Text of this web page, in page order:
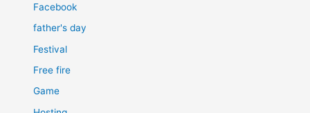
Facebook
father's day
Festival
Free fire
Game